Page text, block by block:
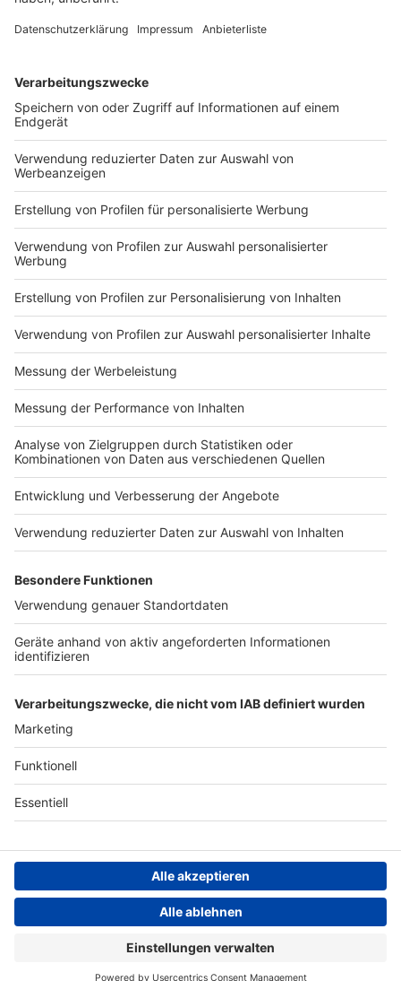
Sommerhitze
absoluterfrischendsten
DEINE GEMERKTEN ARTIKEL
Du hast dir noch keine Artikel gemerkt
Markiere sie hierfür mit einem
Impressum
Nutzungsbedingungen
Jobs
Presse
Archiv
Teilnahmebedingungen
Geschäftsbedingungen
ANTENNE BAYERN GROUP
Kontakt
Studio-Hotline
Werbung
Datenschutzerklärung
Cookie- und Drittanbieter-
einstellungen
Persönliche Datenkontrolle
ROCK ANTENNE
Region wechseln